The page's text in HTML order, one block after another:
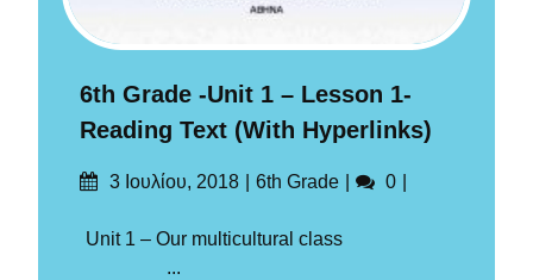
6th Grade -Unit 1 – Lesson 1-
Reading Text (with Hyperlinks)
Δημοσιεύτηκε
3 Ιουλίου, 2018 Categories
6th Grade Σχόλια
0
Unit 1 – Our multicultural class
...